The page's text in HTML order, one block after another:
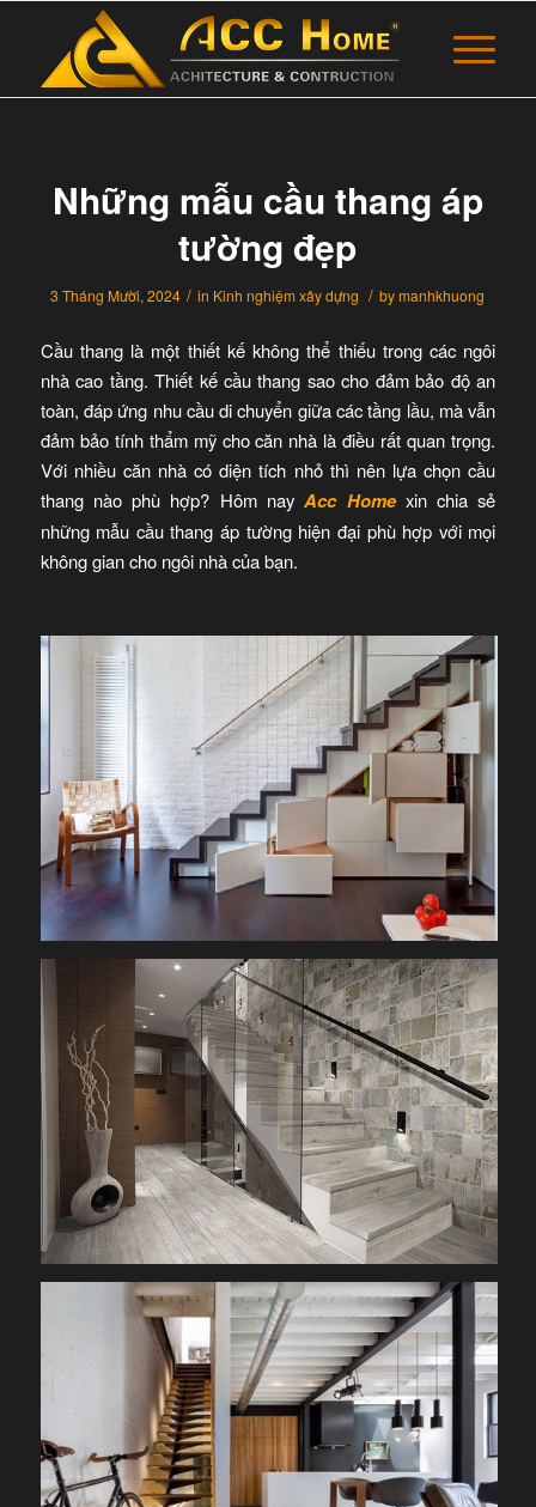
Những mẫu cầu thang áp
tường đẹp
3 Tháng Mười, 2024 / in Kinh nghiệm xây dựng / bymanhkhuong
Cầu thang là một thiết kế không thể thiếu trong các ngôi
nhà cao tầng. Thiết kế cầu thang sao cho đảm bảo độ an
toàn, đáp ứng nhu cầu di chuyển giữa các tầng lầu, mà vẫn
đảm bảo tính thẩm mỹ cho căn nhà là điều rất quan trọng.
Với nhiều căn nhà có diện tích nhỏ thì nên lựa chọn cầu
thang nào phù hợp? Hôm nayAcc Homexin chia sẻ
những mẫu cầu thang áp tường hiện đại phù hợp với mọi
không gian cho ngôi nhà của bạn.